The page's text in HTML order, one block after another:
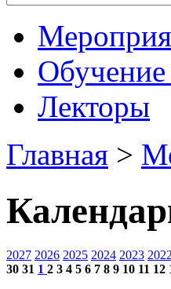
Обучение
Лекторы
Главная >
2027 2026 2025 2024 2023 2022
30 31 1 2 3 4 5 6 7 8 9 10 11 12